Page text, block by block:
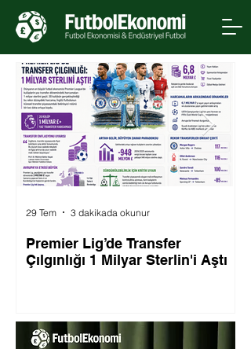
Premier Lig’de Transfer
Çılgınlığı 1 Milyar Sterlin'i Aştı
29 Tem 3 dakikada okunur